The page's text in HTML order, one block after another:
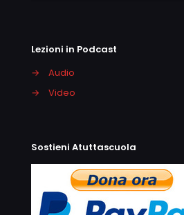
Lezioni in Podcast
→
Audio
→
Video
Sostieni Atuttascuola